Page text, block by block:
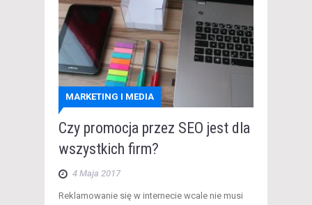
MARKETING I MEDIA
Czy promocja przez SEO jest dla
wszystkich firm?
4 Maja 2017
Reklamowanie się w internecie wcale nie musi